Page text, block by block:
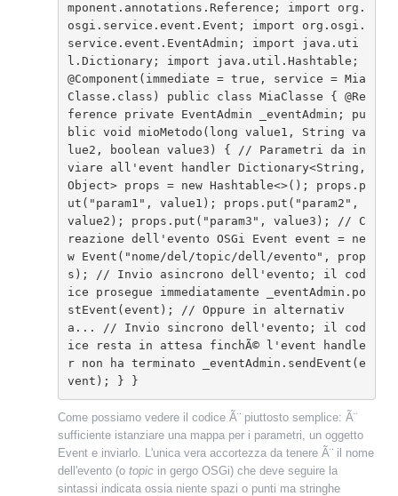
mponent.annotations.Reference; import org.
osgi.service.event.Event; import org.osgi.
service.event.EventAdmin; import java.uti
l.Dictionary; import java.util.Hashtable;
@Component(immediate = true, service = Mia
Classe.class) public class MiaClasse { @Re
ference private EventAdmin _eventAdmin; pu
blic void mioMetodo(long value1, String va
lue2, boolean value3) { // Parametri da in
viare all'event handler Dictionary<String,
Object> props = new Hashtable<>(); props.p
ut("param1", value1); props.put("param2",
value2); props.put("param3", value3); // C
reazione dell'evento OSGi Event event = ne
w Event("nome/del/topic/dell/evento", prop
s); // Invio asincrono dell'evento; il cod
ice prosegue immediatamente _eventAdmin.po
stEvent(event); // Oppure in alternativ
a... // Invio sincrono dell'evento; il cod
ice resta in attesa finchÃ© l'event handle
r non ha terminato _eventAdmin.sendEvent(e
vent); } }
Come possiamo vedere il codice Ã¨ piuttosto semplice: Ã¨
sufficiente istanziare una mappa per i parametri, un oggetto
Event e inviarlo. L'unica vera accortezza da tenere Ã¨ il nome
dell'evento (o topic in gergo OSGi) che deve seguire la
sintassi indicata ossia niente spazi o punti ma stringhe